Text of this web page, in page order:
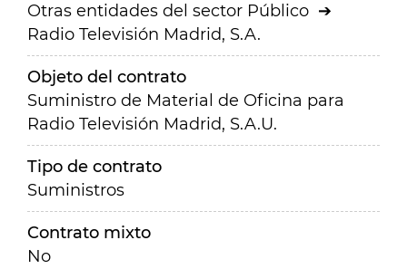
Otras entidades del sector Público
Radio Televisión Madrid, S.A.
Objeto del contrato
Suministro de Material de Oficina para
Radio Televisión Madrid, S.A.U.
Tipo de contrato
Suministros
Contrato mixto
No